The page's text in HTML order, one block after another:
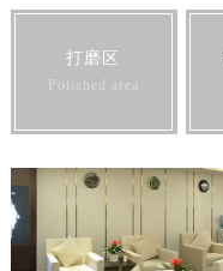
打磨区
Polished area